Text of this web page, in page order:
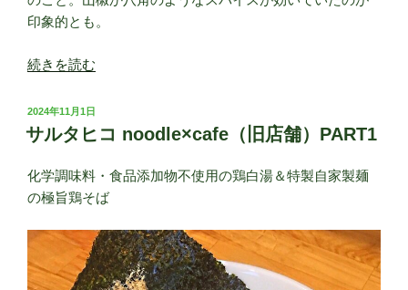
印象的とも。
“サ
タ
ヒ
noodle×cafe（旧
店
PART2”
の
続きを読む
投
稿
日:
2024年11月1日
サルタヒコ noodle×cafe（旧店舗）PART1
化学調味料・食品添加物不使用の鶏白湯＆特製自家製麺
の極旨鶏そば